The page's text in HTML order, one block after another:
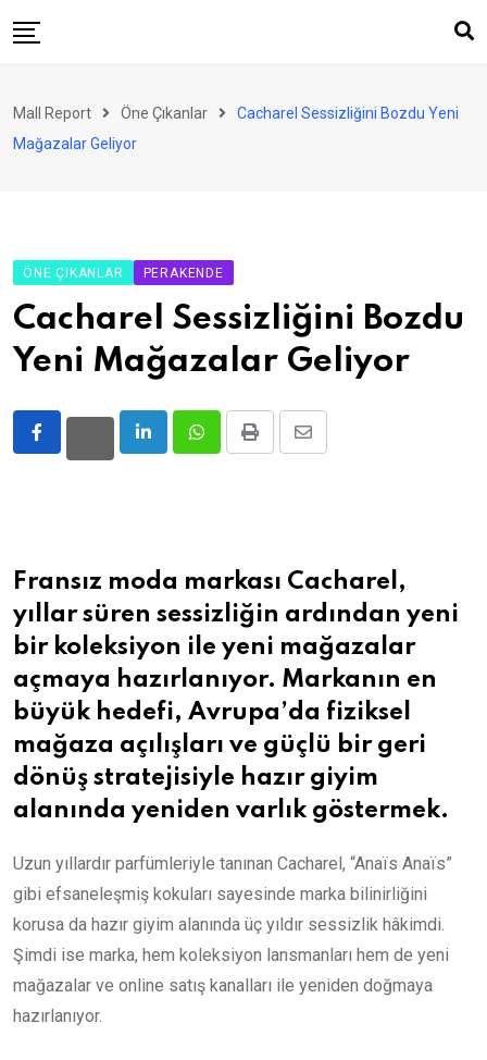
to
Perakende
Ürün ve Hizmet
Enerji
Haber
Atamalar
Mall Report Öne Çıkanlar
Cacharel Sessizliğini Bozdu Yeni
Mağazalar Geliyor
ÖNE ÇIKANLAR PERAKENDE
Cacharel Sessizliğini Bozdu
Yeni Mağazalar Geliyor
LinkedInWhatsappPrint
Share
Fransız moda markası Cacharel,
yıllar süren sessizliğin ardından yeni
bir koleksiyon ile yeni mağazalar
açmaya hazırlanıyor. Markanın en
büyük hedefi, Avrupa’da fiziksel
mağaza açılışları ve güçlü bir geri
dönüş stratejisiyle hazır giyim
alanında yeniden varlık göstermek.
Uzun yıllardır parfümleriyle tanınan Cacharel, “Anaïs Anaïs”
gibi efsaneleşmiş kokuları sayesinde marka bilinirliğini
korusa da hazır giyim alanında üç yıldır sessizlik hâkimdi.
Şimdi ise marka, hem koleksiyon lansmanları hem de yeni
mağazalar ve online satış kanalları ile yeniden doğmaya
hazırlanıyor.